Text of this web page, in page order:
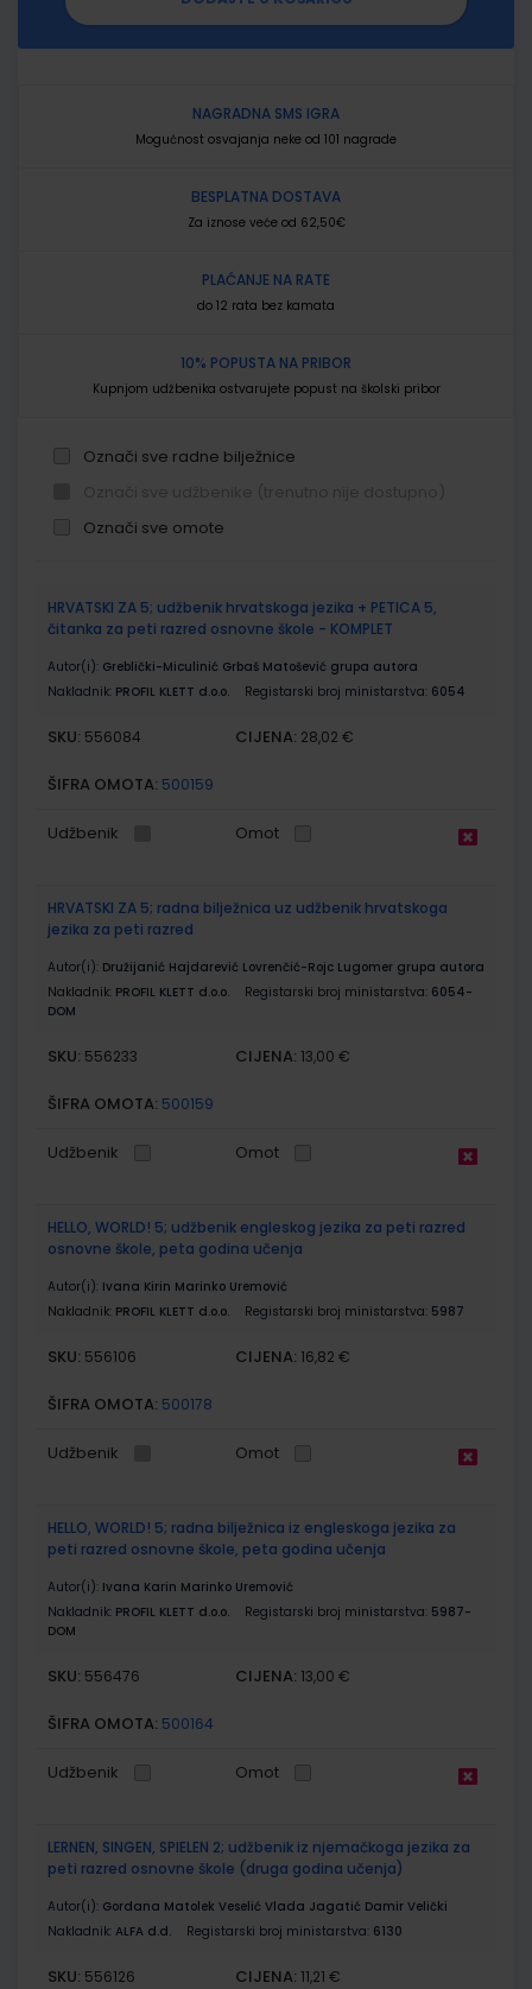
NAGRADNA SMS IGRA
Mogućnost osvajanja neke od 101 nagrade
BESPLATNA DOSTAVA
Za iznose veće od 62,50€
PLAĆANJE NA RATE
do 12 rata bez kamata
10% POPUSTA NA PRIBOR
Kupnjom udžbenika ostvarujete popust na školski pribor
Označi sve radne bilježnice
Označi sve omote
proizvodi
HRVATSKI ZA 5; udžbenik hrvatskoga jezika + PETICA 5,
čitanka za peti razred osnovne škole - KOMPLET
Autor(i): Greblički-Miculinić Grbaš Matošević grupa autora
Nakladnik: PROFIL KLETT d.o.o. Registarski broj ministarstva: 6054
SKU: 556084 CIJENA: 28,02 €
ŠIFRA OMOTA: 500159
Udžbenik Omot
HRVATSKI ZA 5; radna bilježnica uz udžbenik hrvatskoga
jezika za peti razred
Autor(i): Družijanić Hajdarević Lovrenčić-Rojc Lugomer grupa autora
Nakladnik: PROFIL KLETT d.o.o. Registarski broj ministarstva: 6054-
DOM
SKU: 556233 CIJENA: 13,00 €
ŠIFRA OMOTA: 500159
Udžbenik Omot
HELLO, WORLD! 5; udžbenik engleskog jezika za peti razred
osnovne škole, peta godina učenja
Autor(i): Ivana Kirin Marinko Uremović
Nakladnik: PROFIL KLETT d.o.o. Registarski broj ministarstva: 5987
SKU: 556106 CIJENA: 16,82 €
ŠIFRA OMOTA: 500178
Udžbenik Omot
HELLO, WORLD! 5; radna bilježnica iz engleskoga jezika za
peti razred osnovne škole, peta godina učenja
Autor(i): Ivana Karin Marinko Uremović
Nakladnik: PROFIL KLETT d.o.o. Registarski broj ministarstva: 5987-
DOM
SKU: 556476 CIJENA: 13,00 €
ŠIFRA OMOTA: 500164
Udžbenik Omot
LERNEN, SINGEN, SPIELEN 2; udžbenik iz njemačkoga jezika za
peti razred osnovne škole (druga godina učenja)
Autor(i): Gordana Matolek Veselić Vlada Jagatić Damir Velički
Nakladnik: ALFA d.d. Registarski broj ministarstva: 6130
SKU: 556126 CIJENA: 11,21 €